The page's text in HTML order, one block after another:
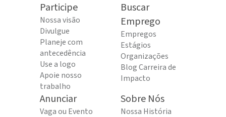
Participe
Nossa visão
Divulgue
Planeje com
antecedência
Use a logo
Apoie nosso
trabalho
Buscar
Emprego
Empregos
Estágios
Organizações
Blog Carreira de
Impacto
Anunciar
Vaga ou Evento
Sobre Nós
Nossa História